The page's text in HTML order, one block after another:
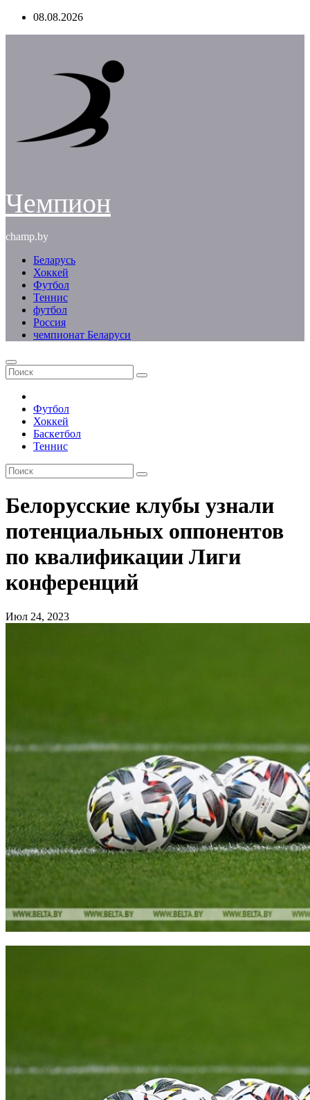
Перейти08.08.2026
Чемпион
champ.by
Беларусь
Хоккей
Футбол
Теннис
футбол
Россия
чемпионат Беларуси
Футбол
Хоккей
Баскетбол
Теннис
Белорусские клубы узнали
потенциальных оппонентов
по квалификации Лиги
конференций
Июл 24, 2023